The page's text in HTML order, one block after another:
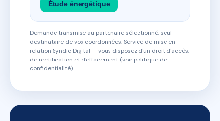
Étude énergétique
Demande transmise au partenaire sélectionné, seul
destinataire de vos coordonnées. Service de mise en
relation Syndic Digital — vous disposez d'un droit d'accès,
de rectification et d'effacement (voir politique de
confidentialité).